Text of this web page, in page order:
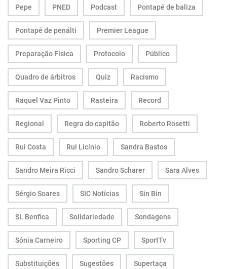
Pepe PNED Podcast Pontapé de baliza
Pontapé de penálti Premier League
Preparação Física Protocolo Público
Quadro de árbitros Quiz Racismo
Raquel Vaz Pinto Rasteira Record
Regional Regra do capitão Roberto Rosetti
Rui Costa Rui Licínio Sandra Bastos
Sandro Meira Ricci Sandro Scharer Sara Alves
Sérgio Soares SIC Notícias Sin Bin
SL Benfica Solidariedade Sondagens
Sónia Carneiro Sporting CP SportTv
Substituições Sugestões Supertaça